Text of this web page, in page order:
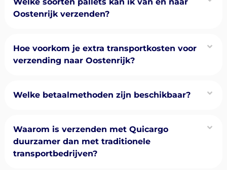
Oostenrijk verzenden?
Hoe voorkom je extra transportkosten voor
verzending naar Oostenrijk?
Welke betaalmethoden zijn beschikbaar?
Waarom is verzenden met Quicargo
duurzamer dan met traditionele
transportbedrijven?